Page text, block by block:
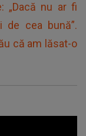
„Dacă nu ar fi
cea bună”.
că am lăsat-o